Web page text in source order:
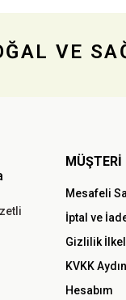
VE
Mesafeli
İptal ve
Gizlilik
KVKK
Hesabım